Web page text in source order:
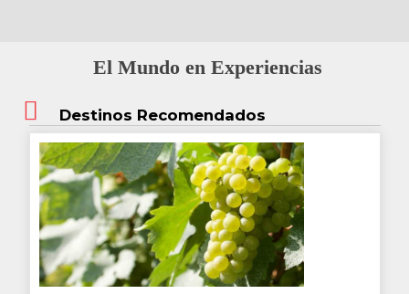
El Mundo en Experiencias
Destinos Recomendados